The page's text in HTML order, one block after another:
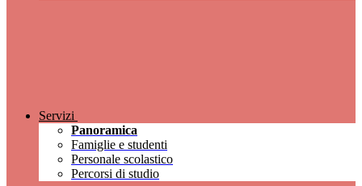
Servizi
Panoramica
Famiglie e studenti
Personale scolastico
Percorsi di studio